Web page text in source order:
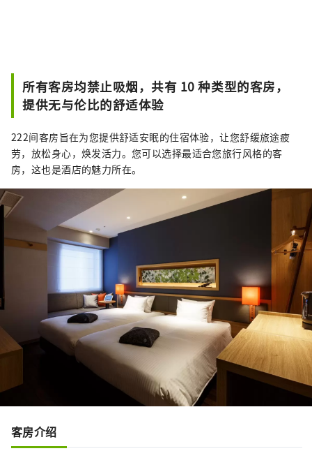
所有客房均禁止吸烟，共有 10 种类型的客房，
提供无与伦比的舒适体验
222间客房旨在为您提供舒适安眠的住宿体验，让您舒缓旅途疲
劳，放松身心，焕发活力。您可以选择最适合您旅行风格的客
房，这也是酒店的魅力所在。
客房介绍